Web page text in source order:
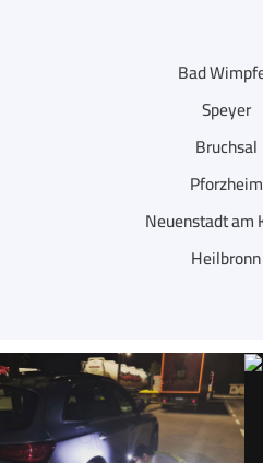
Bad
Speyer
Bruchsal
Pforzheim
Neuenstadt am
Heilbronn